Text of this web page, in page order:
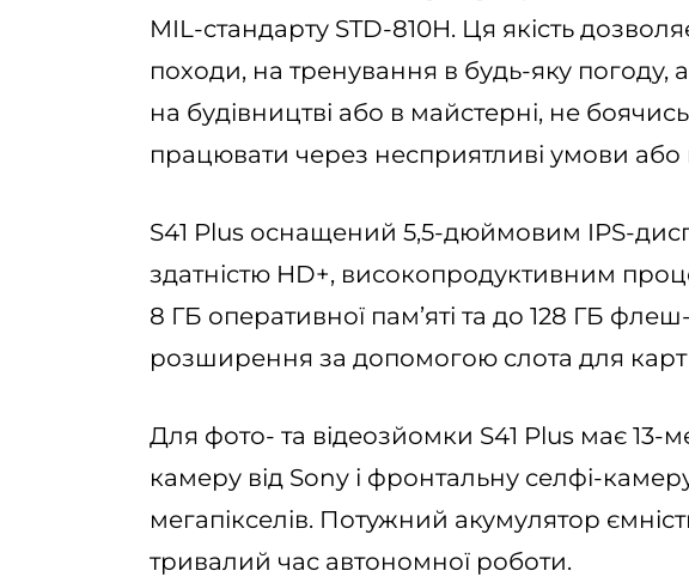
MIL-стандарту STD-810H. Ця якість
походи, на тренування в будь-яку погоду,
на будівництві або в майстерні, не
працювати через несприятливі умови або
S41 Plus оснащений 5,5-дюймовим IPS-
здатністю HD+, високопродуктивним
8 ГБ оперативної пам’яті та до 128 ГБ
розширення за допомогою слота для карт
Для фото- та відеозйомки S41 Plus має 13-
камеру від Sony і фронтальну селфі-
мегапікселів. Потужний акумулятор
тривалий час автономної роботи.